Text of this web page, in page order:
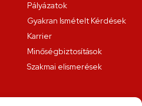
Pályázatok
Gyakran Ismételt Kérdések
Karrier
Minőségbiztosítások
Szakmai elismerések